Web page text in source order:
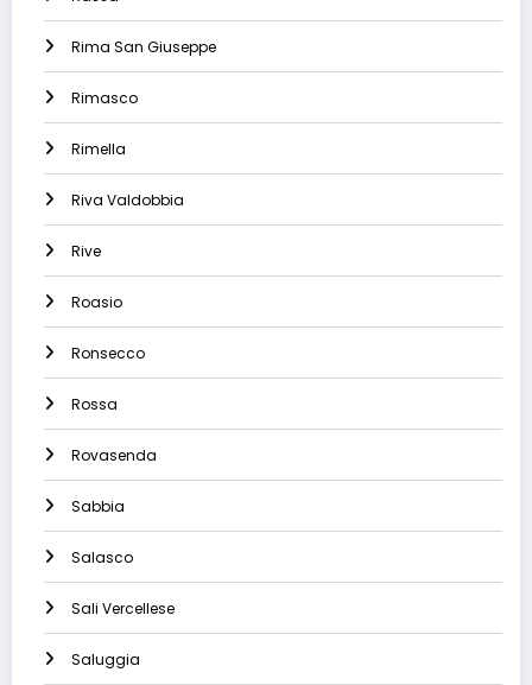
Rima San Giuseppe
Rimasco
Rimella
Riva Valdobbia
Rive
Roasio
Ronsecco
Rossa
Rovasenda
Sabbia
Salasco
Sali Vercellese
Saluggia